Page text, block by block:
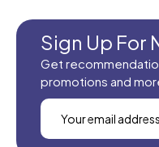
Sign Up For
Get
promotions and